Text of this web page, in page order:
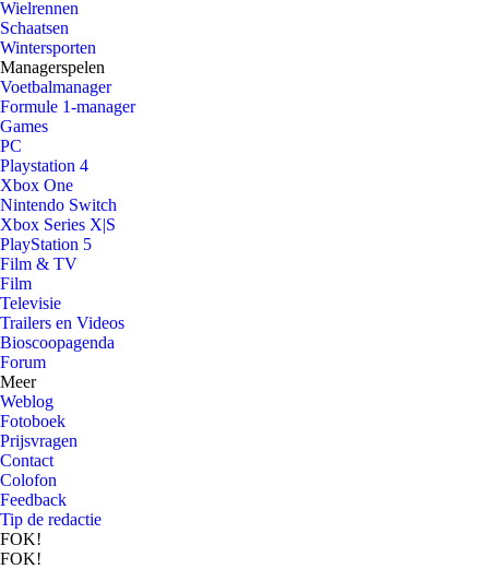
Wielrennen
Schaatsen
Wintersporten
Managerspelen
Voetbalmanager
Formule 1-manager
Games
PC
Playstation 4
Xbox One
Nintendo Switch
Xbox Series X|S
PlayStation 5
Film & TV
Film
Televisie
Trailers en Videos
Bioscoopagenda
Forum
Meer
Weblog
Fotoboek
Prijsvragen
Contact
Colofon
Feedback
Tip de redactie
FOK!
FOK!